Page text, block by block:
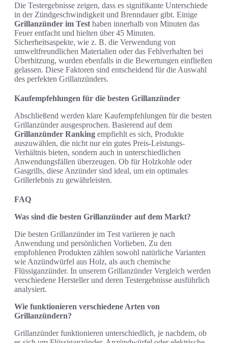
Die Testergebnisse zeigen, dass es signifikante Unterschiede
in der Zündgeschwindigkeit und Brenndauer gibt. Einige
Grillanzünder im Test haben innerhalb von Minuten das
Feuer entfacht und hielten über 45 Minuten.
Sicherheitsaspekte, wie z. B. die Verwendung von
umweltfreundlichen Materialien oder das Fehlverhalten bei
Überhitzung, wurden ebenfalls in die Bewertungen einfließen
gelassen. Diese Faktoren sind entscheidend für die Auswahl
des perfekten Grillanzünders.
Kaufempfehlungen für die besten Grillanzünder
Abschließend werden klare Kaufempfehlungen für die besten
Grillanzünder ausgesprochen. Basierend auf dem
Grillanzünder Ranking empfiehlt es sich, Produkte
auszuwählen, die nicht nur ein gutes Preis-Leistungs-
Verhältnis bieten, sondern auch in unterschiedlichen
Anwendungsfällen überzeugen. Ob für Holzkohle oder
Gasgrills, diese Anzünder sind ideal, um ein optimales
Grillerlebnis zu gewährleisten.
FAQ
Was sind die besten Grillanzünder auf dem Markt?
Die besten Grillanzünder im Test variieren je nach
Anwendung und persönlichen Vorlieben. Zu den
empfohlenen Produkten zählen sowohl natürliche Varianten
wie Anzündwürfel aus Holz, als auch chemische
Flüssiganzünder. In unserem Grillanzünder Vergleich werden
verschiedene Hersteller und deren Testergebnisse ausführlich
analysiert.
Wie funktionieren verschiedene Arten von
Grillanzündern?
Grillanzünder funktionieren unterschiedlich, je nachdem, ob